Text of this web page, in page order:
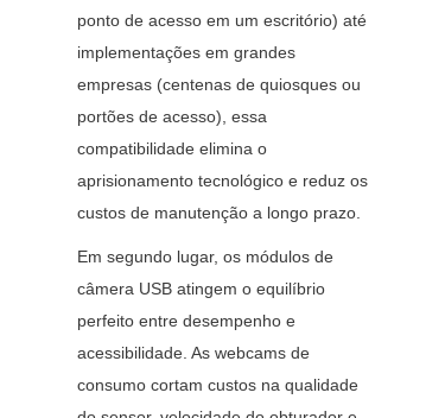
ponto de acesso em um escritório) até
implementações em grandes
empresas (centenas de quiosques ou
portões de acesso), essa
compatibilidade elimina o
aprisionamento tecnológico e reduz os
custos de manutenção a longo prazo.
Em segundo lugar, os módulos de
câmera USB atingem o equilíbrio
perfeito entre desempenho e
acessibilidade. As webcams de
consumo cortam custos na qualidade